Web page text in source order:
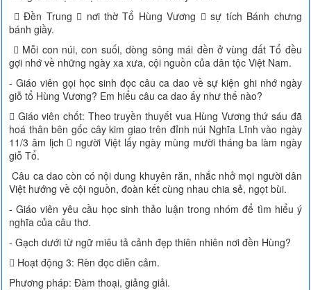
 Đền Trung  nơi thờ Tổ Hùng Vương  sự tích Bánh chưng
bánh giầy.
 Mỗi con núi, con suối, dòng sông mái đền ở vùng đất Tổ đều
gợi nhớ về những ngày xa xưa, cội nguồn của dân tộc Việt Nam.
- Giáo viên gọi học sinh đọc câu ca dao về sự kiện ghi nhớ ngày
giỗ tổ Hùng Vương? Em hiểu câu ca dao ấy như thế nào?
 Giáo viên chốt: Theo truyền thuyết vua Hùng Vương thứ sáu đã
hoá thân bên gốc cây kim giao trên đỉnh núi Nghĩa Lĩnh vào ngày
11/3 âm lịch  người Việt lấy ngày mùng mười tháng ba làm ngày
giỗ Tổ.
Câu ca dao còn có nội dung khuyên răn, nhắc nhở mọi người dân
Việt hướng về cội nguồn, đoàn kết cùng nhau chia sẻ, ngọt bùi.
- Giáo viên yêu cầu học sinh thảo luận trong nhóm để tìm hiểu ý
nghĩa của câu thơ.
- Gạch dưới từ ngữ miêu tả cảnh đẹp thiên nhiên nơi đền Hùng?
 Hoạt động 3: Rèn đọc diễn cảm.
Phương pháp: Đàm thoại, giảng giải.